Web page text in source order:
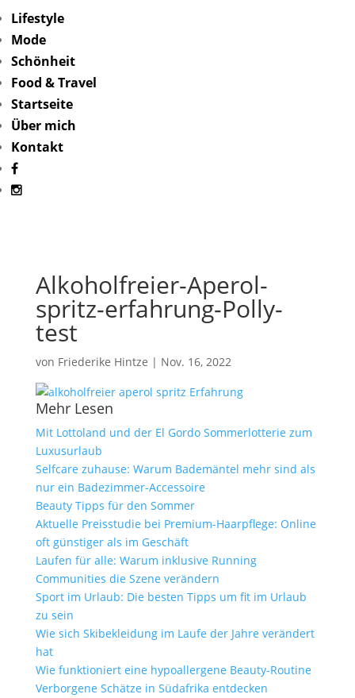
Lifestyle
Mode
Schönheit
Food & Travel
Startseite
Über mich
Kontakt
Alkoholfreier-Aperol-
spritz-erfahrung-Polly-
test
von Friederike Hintze | Nov. 16, 2022
Mehr Lesen
Mit Lottoland und der El Gordo Sommerlotterie zum
Luxusurlaub
Selfcare zuhause: Warum Bademäntel mehr sind als
nur ein Badezimmer-Accessoire
Beauty Tipps für den Sommer
Aktuelle Preisstudie bei Premium-Haarpflege: Online
oft günstiger als im Geschäft
Laufen für alle: Warum inklusive Running
Communities die Szene verändern
Sport im Urlaub: Die besten Tipps um fit im Urlaub
zu sein
Wie sich Skibekleidung im Laufe der Jahre verändert
hat
Wie funktioniert eine hypoallergene Beauty-Routine
Verborgene Schätze in Südafrika entdecken